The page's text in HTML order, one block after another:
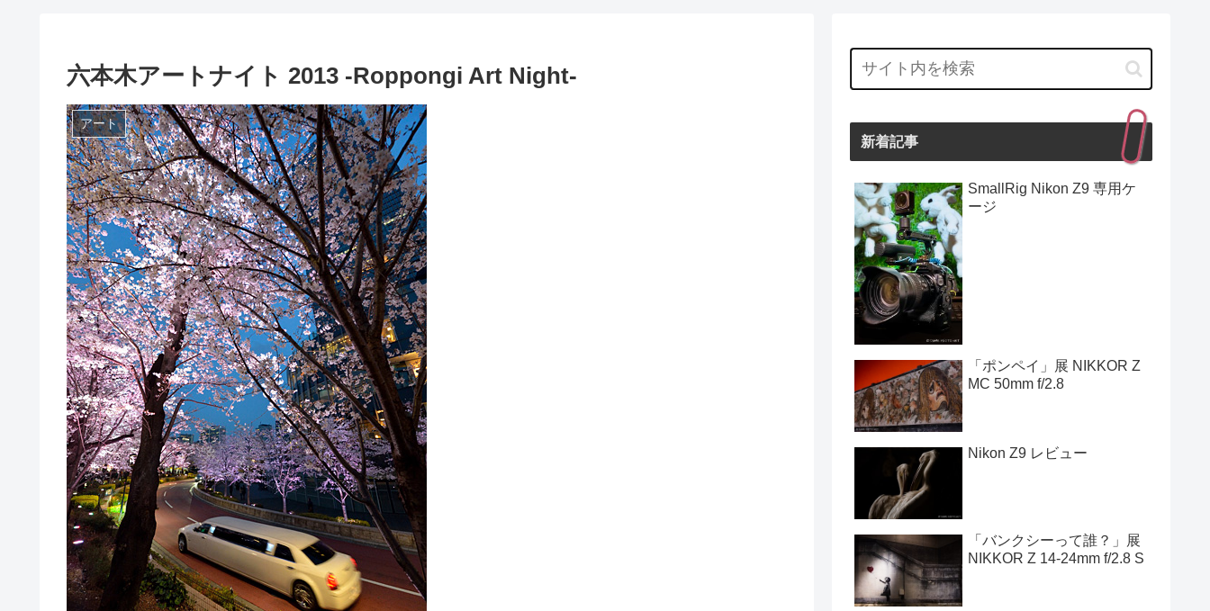
六本木アートナイト 2013 -Roppongi Art Night-
アート
新着記事
SmallRig Nikon Z9 専用ケ
ージ
「ポンペイ」展 NIKKOR Z
MC 50mm f/2.8
Nikon Z9 レビュー
「バンクシーって誰？」展
NIKKOR Z 14-24mm f/2.8 S